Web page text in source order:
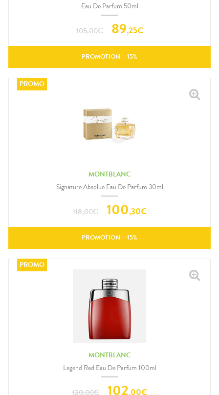
Eau De Parfum 50ml
105,00€ 89,25€
PROMOTION : -15%
MONTBLANC
Signature Absolue Eau De Parfum 30ml
118,00€ 100,30€
PROMOTION : -15%
MONTBLANC
Legend Red Eau De Parfum 100ml
120,00€ 102,00€